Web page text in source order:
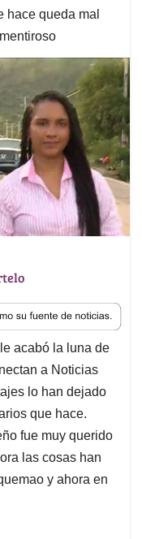
hace queda mal
acabó la luna de
a Noticias
lo han dejado
que hace.
fue muy querido
las cosas han
y ahora en